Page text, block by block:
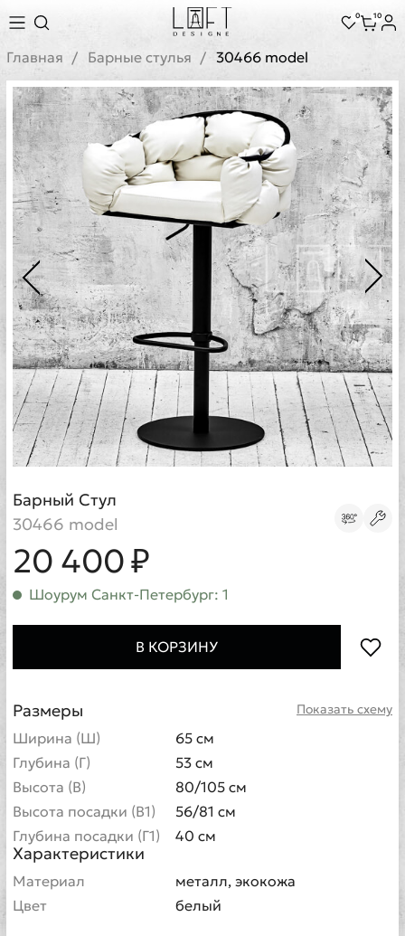
0 10
Главная Барные стулья 30466 model
Барный Стул
30466 model
20 400 ₽
Шоурум Санкт-Петербург: 1
В КОРЗИНУ
Показать схему
Размеры
Ширина (Ш)
65 см
Глубина (Г)
53 см
Высота (В)
80/105 см
Высота посадки (В1)
56/81 см
Глубина посадки (Г1)
40 см
Характеристики
Материал
металл, экокожа
Цвет
белый